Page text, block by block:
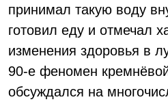
принимал такую воду
готовил еду и отмечал
изменения здоровья в
90-е феномен
обсуждался на